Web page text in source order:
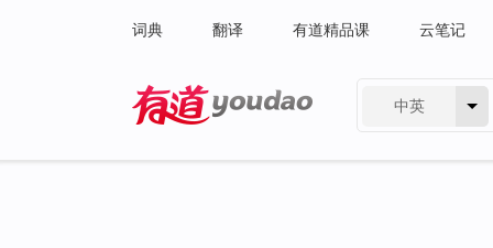
词典 翻译 有道精品课 云笔记
中英